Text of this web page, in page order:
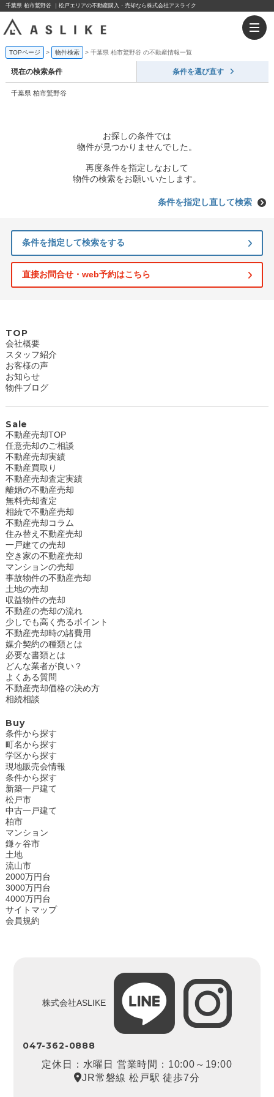
千葉県 柏市鷲野谷 ｜松戸エリアの不動産購入・売却なら株式会社アスライク
TOPページ 物件検索 千葉県 柏市鷲野谷 の不動産情報一覧
現在の検索条件 条件を選び直す
千葉県 柏市鷲野谷
お探しの条件では
物件が見つかりませんでした。
再度条件を指定しなおして
物件の検索をお願いいたします。
条件を指定し直して検索
条件を指定して検索をする
直接お問合せ・web予約はこちら
TOP
会社概要
スタッフ紹介
お客様の声
お知らせ
物件ブログ
Sale
不動産売却TOP
任意売却のご相談
不動産売却実績
不動産買取り
不動産売却査定実績
離婚の不動産売却
無料売却査定
相続で不動産売却
不動産売却コラム
住み替え不動産売却
一戸建ての売却
空き家の不動産売却
マンションの売却
事故物件の不動産売却
土地の売却
収益物件の売却
不動産の売却の流れ
少しでも高く売るポイント
不動産売却時の諸費用
媒介契約の種類とは
必要な書類とは
どんな業者が良い？
よくある質問
不動産売却価格の決め方
相続相談
Buy
条件から探す
町名から探す
学区から探す
現地販売会情報
条件から探す
新築一戸建て
松戸市
中古一戸建て
柏市
マンション
鎌ヶ谷市
土地
流山市
2000万円台
3000万円台
4000万円台
サイトマップ
会員規約
株式会社ASLIKE
047-362-0888
定休日：水曜日 営業時間：10:00～19:00
JR常磐線 松戸駅 徒歩7分